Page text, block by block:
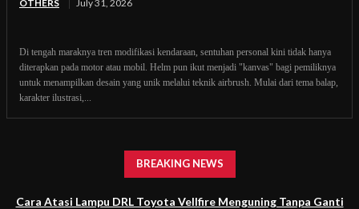
OTHERS July 31, 2026
Di tengah maraknya tren modifikasi kendaraan, sentuhan personal kini tidak hanya
diterapkan pada motor atau mobil. Helm pun ikut menjadi "kanvas" bagi pemiliknya
untuk menampilkan desain yang unik melalui teknik airbrush. Mulai dari tema balap,
karakter ilustrasi,...
BREAKING NEWS
Cara Atasi Lampu DRL Toyota Vellfire Menguning Tanpa Ganti